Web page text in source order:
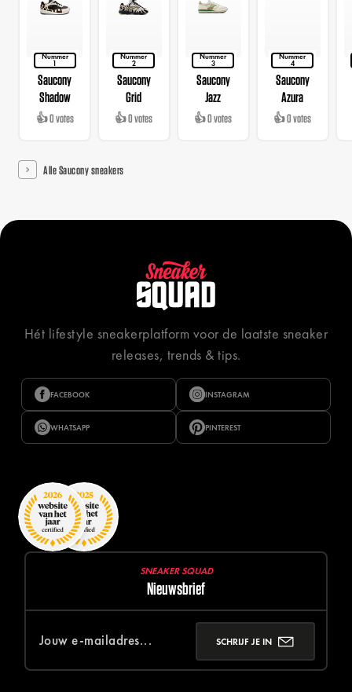
Nummer
1
Saucony
Shadow
👍 0 votes
Nummer
2
Saucony
Grid
👍 0 votes
Nummer
3
Saucony
Jazz
👍 0 votes
Nummer
4
Saucony
Azura
👍 0 votes
Alle Saucony sneakers
Hét lifestyle sneakerplatform voor de laatste sneaker
releases, trends & tips.
FACEBOOK INSTAGRAM
WHATSAPP PINTEREST
SNEAKER SQUAD
Nieuwsbrief
SCHRIJF JE IN